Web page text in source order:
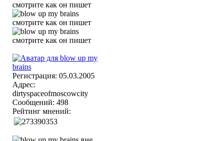
Регистрация: 05.03.2005
Адрес:
dirtyspaceofmoscowcity
Сообщений: 498
Рейтинг мнений: